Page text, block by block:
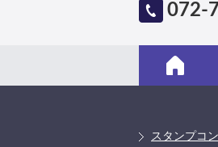
072-
スタンプコ